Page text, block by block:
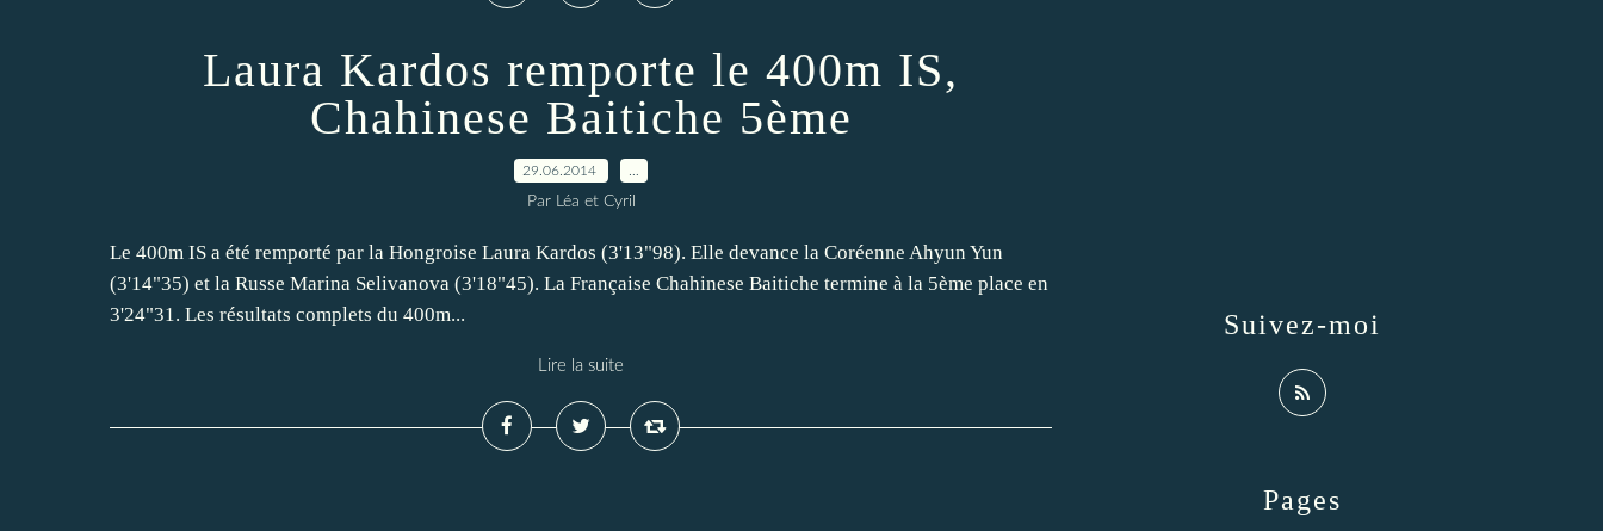
Laura Kardos remporte le 400m IS,
Chahinese Baitiche 5ème
29.06.2014
Par Léa et Cyril
Le 400m IS a été remporté par la Hongroise Laura Kardos (3'13"98). Elle devance la Coréenne Ahyun Yun
(3'14"35) et la Russe Marina Selivanova (3'18"45). La Française Chahinese Baitiche termine à la 5ème place en
3'24"31. Les résultats complets du 400m...
Lire la suite
Pages
Suivez-moi